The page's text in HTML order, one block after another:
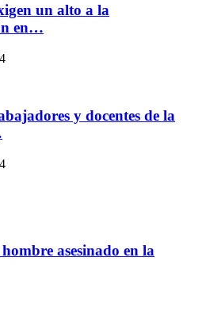
un alto a la
en…
y docentes de la
asesinado en la